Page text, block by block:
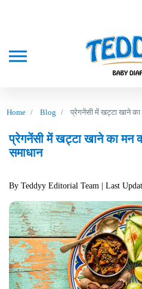
Home Blog प्रेगनेंसी में खट्टा खाने
प्रेगनेंसी में खट्टा खाने का मन
समाधान
By Teddyy Editorial Team | Last